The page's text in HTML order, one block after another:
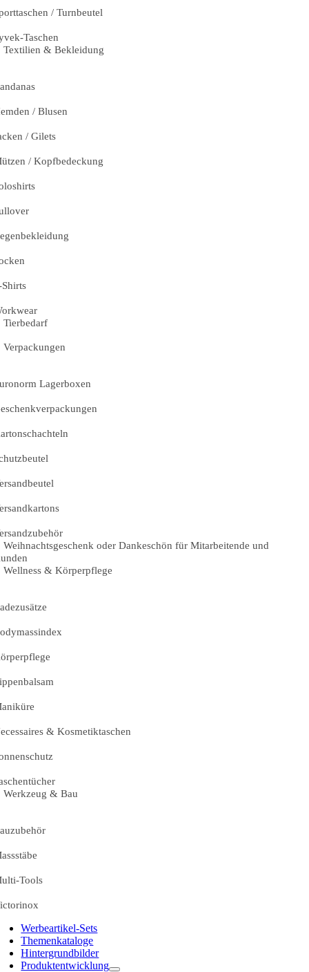
/ Turnbeutel
Taschen
Textilien & Bekleidung
/ Blusen
/ Gilets
/ Kopfbedeckung
Shirts
Tierbedarf
Verpackungen
Lagerboxen
Weihnachtsgeschenk oder Dankeschön für Mitarbeitende und
Wellness & Körperpflege
& Kosmetiktaschen
Werkzeug & Bau
Tools
Werbeartikel-Sets
Themenkataloge
Hintergrundbilder
Produktentwicklung